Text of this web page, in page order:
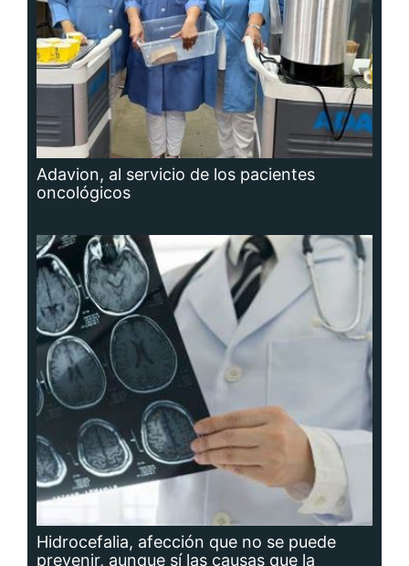
Adavion, al servicio de los pacientes
oncológicos
Hidrocefalia, afección que no se puede
prevenir, aunque sí las causas que la